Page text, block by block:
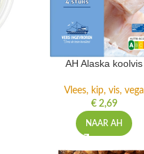
AH Alaska koolvis
Vlees, kip, vis, vega
€2,69
NAAR AH